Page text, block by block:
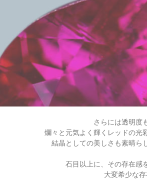
さらには透明度
爛々と元気よく輝くレッドの光
結晶としての美しさも素晴ら
石目以上に、その存在感
大変希少な存